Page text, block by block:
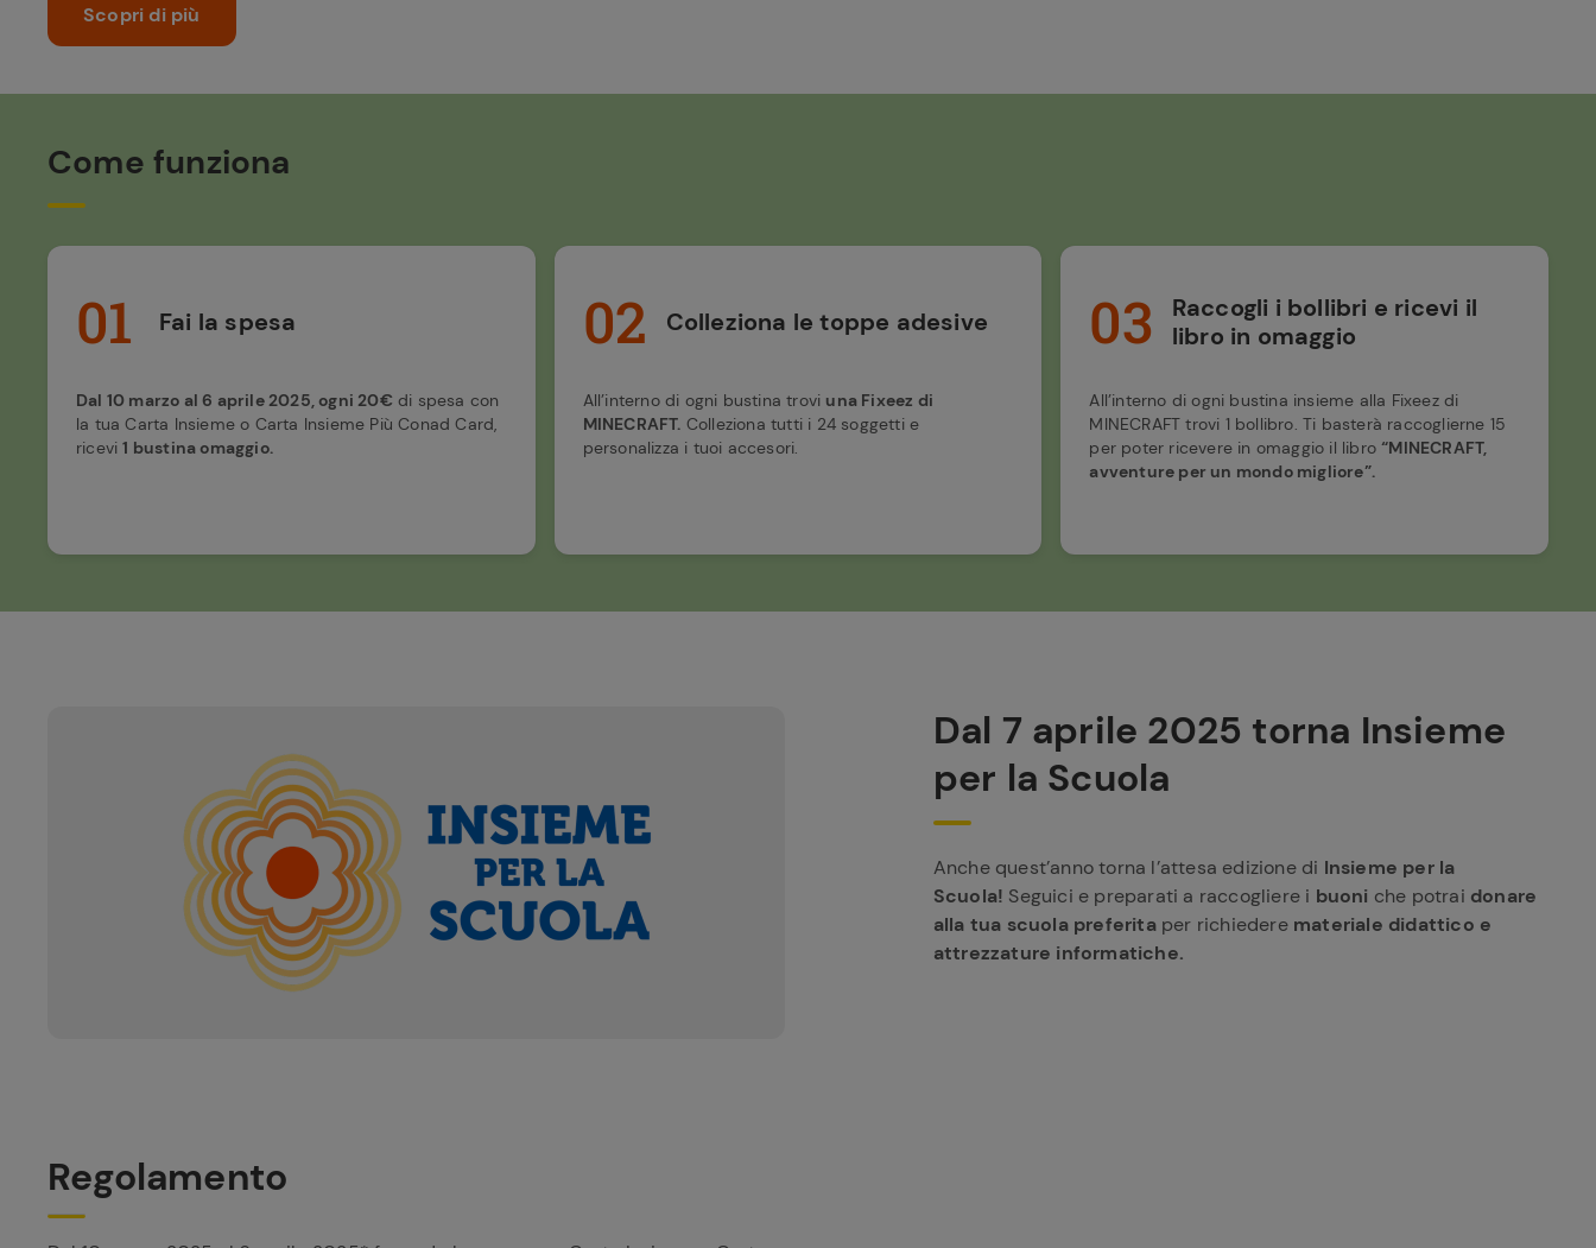
Scopri di più
Come funziona
01 Fai la spesa
Dal 10 marzo al 6 aprile 2025, ogni 20€ di spesa con
la tua Carta Insieme o Carta Insieme Più Conad Card,
ricevi1 bustina omaggio.
02 Colleziona le toppe adesive
All’interno di ogni bustina trovi una Fixeez di
MINECRAFT. Colleziona tutti i 24 soggetti e
personalizza i tuoi accesori.
03
Raccogli i bollibri e ricevi il
libro in omaggio
All’interno di ogni bustina insieme alla Fixeez di
MINECRAFT trovi 1 bollibro. Ti basterà raccoglierne 15
per poter ricevere in omaggio il libro“MINECRAFT,
avventure per un mondo migliore”.
Dal 7 aprile 2025 torna Insieme
per la Scuola
Anche quest’anno torna l’attesa edizione di Insieme per la
Scuola! Seguici e preparati a raccogliere i buoni che potrai donare
alla tua scuola preferita per richiedere materiale didattico e
attrezzature informatiche.
Regolamento